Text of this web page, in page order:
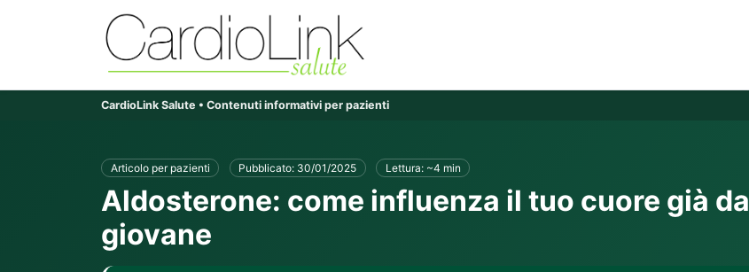
CardioLink Salute • Contenuti informativi per pazienti
Articolo per pazienti Pubblicato: 30/01/2025 Lettura: ~4 min
Aldosterone: come influenza il tuo cuore già da
giovane